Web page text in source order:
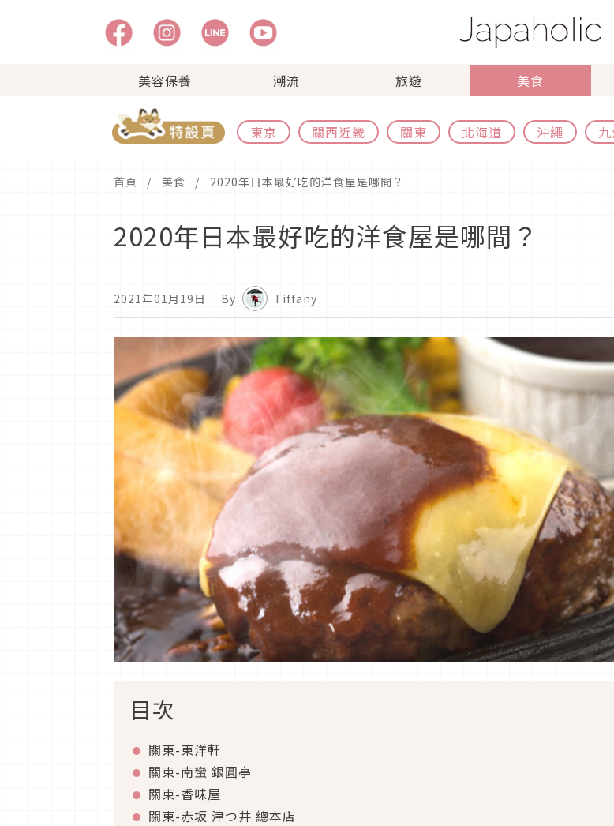
美容保養 潮流 旅遊 美食
東京 關西近畿 關東 北海道 沖繩
首頁 美食 2020年日本最好吃的洋食屋是哪間？
2020年日本最好吃的洋食屋是哪間？
2021年01月19日 ｜ By Tiffany
目次
關東-東洋軒
關東-南蠻 銀圓亭
關東-香味屋
關東-赤坂 津つ井 總本店